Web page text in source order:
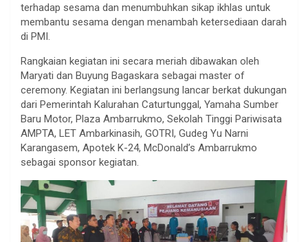
terhadap sesama dan menumbuhkan sikap ikhlas untuk
membantu sesama dengan menambah ketersediaan darah
di PMI.
Rangkaian kegiatan ini secara meriah dibawakan oleh
Maryati dan Buyung Bagaskara sebagai master of
ceremony. Kegiatan ini berlangsung lancar berkat dukungan
dari Pemerintah Kalurahan Caturtunggal, Yamaha Sumber
Baru Motor, Plaza Ambarrukmo, Sekolah Tinggi Pariwisata
AMPTA, LET Ambarkinasih, GOTRI, Gudeg Yu Narni
Karangasem, Apotek K-24, McDonald’s Ambarrukmo
sebagai sponsor kegiatan.